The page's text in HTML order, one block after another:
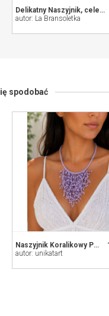
Delikatny Naszyjnik, celebrytka, korale
autor: La Bransoletka
spodobać
Naszyjnik Koralikowy Patyczaki Lila
autor: unikatart